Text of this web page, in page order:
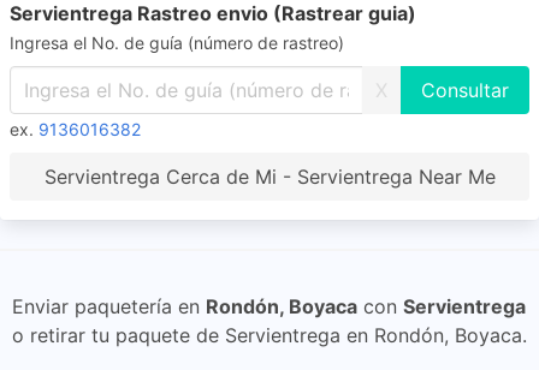
Servientrega Rastreo envio (Rastrear guia)
Ingresa el No. de guía (número de rastreo)
X
ex. 9136016382
Servientrega Cerca de Mi - Servientrega Near Me
Enviar paquetería en Rondón, Boyaca con Servientrega
o retirar tu paquete de Servientrega en Rondón, Boyaca.